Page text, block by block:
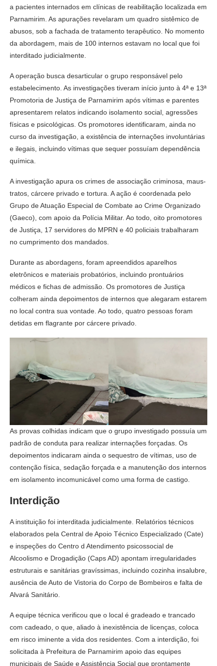
a pacientes internados em clínicas de reabilitação localizada em
Parnamirim. As apurações revelaram um quadro sistêmico de
abusos, sob a fachada de tratamento terapêutico. No momento
da abordagem, mais de 100 internos estavam no local que foi
interditado judicialmente.
A operação busca desarticular o grupo responsável pelo
estabelecimento. As investigações tiveram início junto à 4ª e 13ª
Promotoria de Justiça de Parnamirim após vítimas e parentes
apresentarem relatos indicando isolamento social, agressões
físicas e psicológicas. Os promotores identificaram, ainda no
curso da investigação, a existência de internações involuntárias
e ilegais, incluindo vítimas que sequer possuíam dependência
química.
A investigação apura os crimes de associação criminosa, maus-
tratos, cárcere privado e tortura. A ação é coordenada pelo
Grupo de Atuação Especial de Combate ao Crime Organizado
(Gaeco), com apoio da Polícia Militar. Ao todo, oito promotores
de Justiça, 17 servidores do MPRN e 40 policiais trabalharam
no cumprimento dos mandados.
Durante as abordagens, foram apreendidos aparelhos
eletrônicos e materiais probatórios, incluindo prontuários
médicos e fichas de admissão. Os promotores de Justiça
colheram ainda depoimentos de internos que alegaram estarem
no local contra sua vontade. Ao todo, quatro pessoas foram
detidas em flagrante por cárcere privado.
As provas colhidas indicam que o grupo investigado possuía um
padrão de conduta para realizar internações forçadas. Os
depoimentos indicaram ainda o sequestro de vítimas, uso de
contenção física, sedação forçada e a manutenção dos internos
em isolamento incomunicável como uma forma de castigo.
Interdição
A instituição foi interditada judicialmente. Relatórios técnicos
elaborados pela Central de Apoio Técnico Especializado (Cate)
e inspeções do Centro d Atendimento psicossocial de
Alcoolismo e Drogadição (Caps AD) apontam irregularidades
estruturais e sanitárias gravíssimas, incluindo cozinha insalubre,
ausência de Auto de Vistoria do Corpo de Bombeiros e falta de
Alvará Sanitário.
A equipe técnica verificou que o local é gradeado e trancado
com cadeado, o que, aliado à inexistência de licenças, coloca
em risco iminente a vida dos residentes. Com a interdição, foi
solicitada à Prefeitura de Parnamirim apoio das equipes
municipais de Saúde e Assistência Social que prontamente